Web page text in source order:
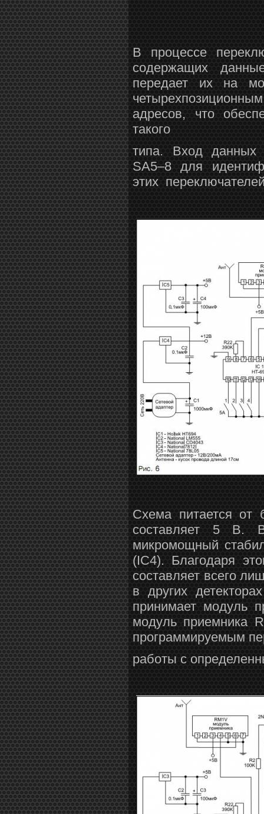
В процессе
содержащих
передает их на
адресов, что
такого
типа. Вход данных
SA5–8 для
этих
Схема питается от
составляет 5 В. В
микромощный
(IC4). Благодаря
составляет всего
в других
принимает модуль
модуль приемника
программируемым
работы с